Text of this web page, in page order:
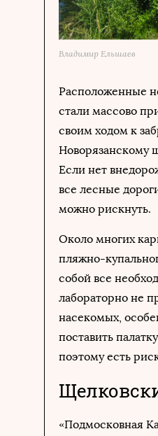
Владимир Ельшаев
Расположенные
стали массово
своим ходом к
Новорязанскому
Если нет
все лесные
можно рискнуть.
Около многих
пляжно-
собой все
лабораторно не
насекомых,
поставить
поэтому есть
«Подмосковная